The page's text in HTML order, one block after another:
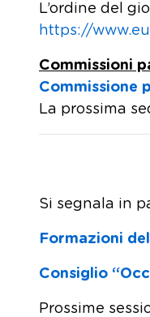
L’ordine del
https://
Commissioni
Commissione
La prossima
Si segnala in
Formazioni
Consiglio
Prossime